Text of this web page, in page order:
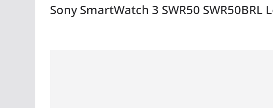
Sony SmartWatch 3 SWR50